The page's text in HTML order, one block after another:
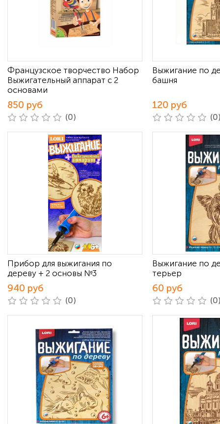
Французское творчество Набор
Выжигательный аппарат с 2
основами
850 руб
(0)
Выжигание по
башня
120 руб
Прибор для выжигания по
дереву + 2 основы №3
940 руб
(0)
Выжигание по
терьер
60 руб